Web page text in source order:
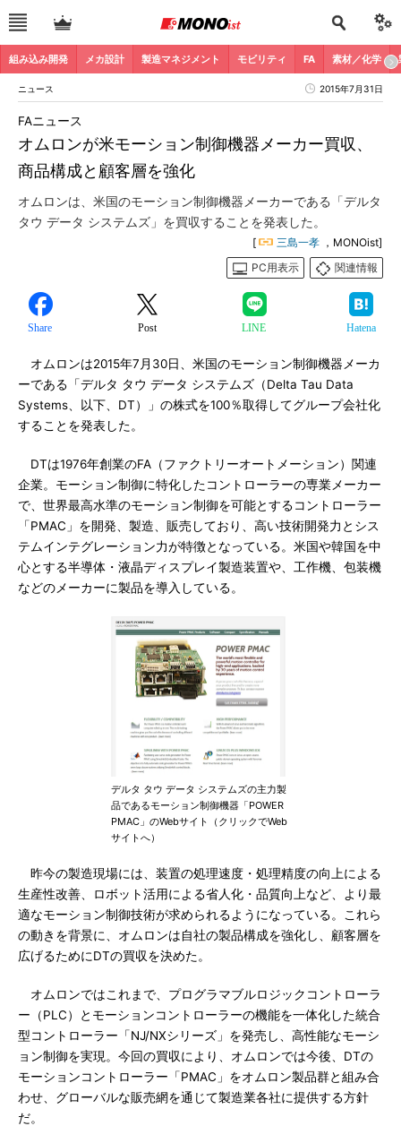
組み込み開発 メカ設計 製造マネジメント モビリティ FA 素材／化学
ニュース 2015年7月31日
オムロンが米モーション制御機器メーカー買収、
商品構成と顧客層を強化
FAニュース
オムロンは、米国のモーション制御機器メーカーである「デルタ
タウ データ システムズ」を買収することを発表した。
[ 三島一孝 ，MONOist]
PC用表示
関連情報
Share Post LINE Hatena
オムロンは2015年7月30日、米国のモーション制御機器メーカ
ーである「デルタ タウ データ システムズ（Delta Tau Data
Systems、以下、DT）」の株式を100％取得してグループ会社化
することを発表した。
DTは1976年創業のFA（ファクトリーオートメーション）関連
企業。モーション制御に特化したコントローラーの専業メーカー
で、世界最高水準のモーション制御を可能とするコントローラー
「PMAC」を開発、製造、販売しており、高い技術開発力とシス
テムインテグレーション力が特徴となっている。米国や韓国を中
心とする半導体・液晶ディスプレイ製造装置や、工作機、包装機
などのメーカーに製品を導入している。
デルタ タウ データ システムズの主力製
品であるモーション制御機器「POWER
PMAC」のWebサイト（クリックでWeb
サイトへ）
昨今の製造現場には、装置の処理速度・処理精度の向上による
生産性改善、ロボット活用による省人化・品質向上など、より最
適なモーション制御技術が求められるようになっている。これら
の動きを背景に、オムロンは自社の製品構成を強化し、顧客層を
広げるためにDTの買収を決めた。
オムロンではこれまで、プログラマブルロジックコントローラ
ー（PLC）とモーションコントローラーの機能を一体化した統合
型コントローラー「NJ/NXシリーズ」を発売し、高性能なモーシ
ョン制御を実現。今回の買収により、オムロンでは今後、DTの
モーションコントローラー「PMAC」をオムロン製品群と組み合
わせ、グローバルな販売網を通じて製造業各社に提供する方針
だ。